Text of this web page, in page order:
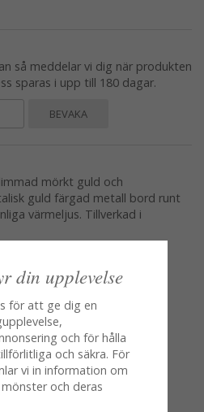
så meddelar vi dig när produkten
sparas i upp till 180 dagar.
BEVAKA
mörkt guld och
guld färgad metall bord runt
värmeljus. Tillverkad i
din upplevelse
för att ge dig en
och för hålla
och säkra. För
vi in information om
och deras